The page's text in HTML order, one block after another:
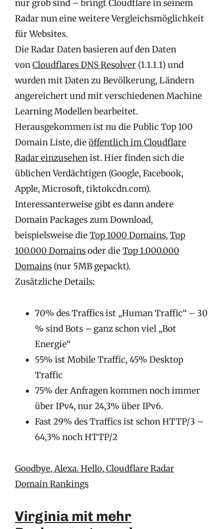
nur grob sind – bringt Cloudflare in seinem
Radar nun eine weitere Vergleichsmöglichkeit
für Websites.
Die Radar Daten basieren auf den Daten
vonCloudflares DNS Resolver (1.1.1.1) und
wurden mit Daten zu Bevölkerung, Ländern
angereichert und mit verschiedenen Machine
Learning Modellen bearbeitet.
Herausgekommen ist nu die Public Top 100
Domain Liste, dieöffentlich im Cloudflare
Radar einzusehenist. Hier finden sich die
üblichen Verdächtigen (Google, Facebook,
Apple, Microsoft, tiktokcdn.com).
Interessanterweise gibt es dann andere
Domain Packages zum Download,
beispielsweise dieTop 1000 Domains,Top
100.000 Domainsoder dieTop 1.000.000
Domains (nur 5MB gepackt).
Zusätzliche Details:
70% des Traffics ist „Human Traffic“ – 30
% sind Bots – ganz schon viel „Bot
Energie“
55% ist Mobile Traffic, 45% Desktop
Traffic
75% der Anfragen kommen noch immer
über IPv4, nur 24,3% über IPv6.
Fast 29% des Traffics ist schon HTTP/3 –
64,3% noch HTTP/2
Goodbye, Alexa. Hello, Cloudflare Radar
Domain Rankings
Virginia mit mehr